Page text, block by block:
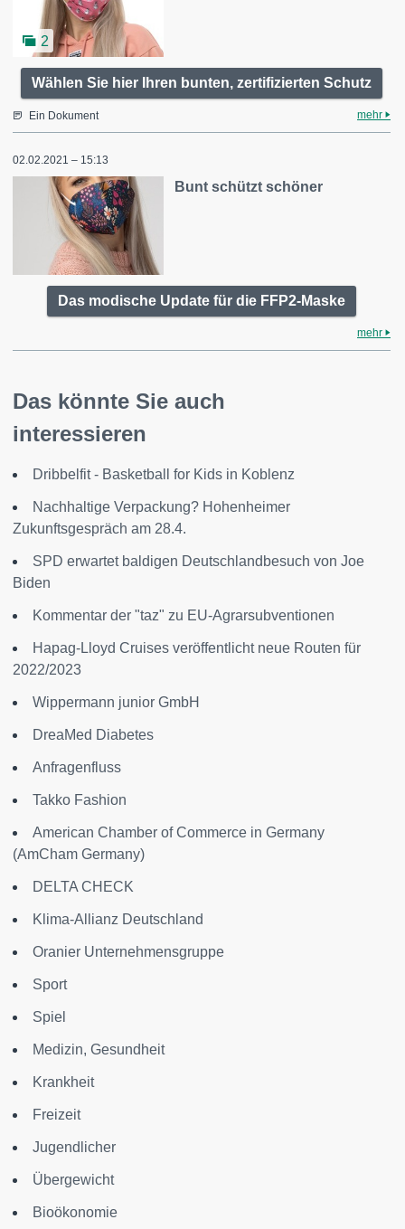
2
Wählen Sie hier Ihren bunten, zertifizierten Schutz
Ein Dokument mehr
02.02.2021 – 15:13
Bunt schützt schöner
Das modische Update für die FFP2-Maske
mehr
Das könnte Sie auch
interessieren
Dribbelfit - Basketball for Kids in Koblenz
Nachhaltige Verpackung? Hohenheimer
Zukunftsgespräch am 28.4.
SPD erwartet baldigen Deutschlandbesuch von Joe
Biden
Kommentar der "taz" zu EU-Agrarsubventionen
Hapag-Lloyd Cruises veröffentlicht neue Routen für
2022/2023
Wippermann junior GmbH
DreaMed Diabetes
Anfragenfluss
Takko Fashion
American Chamber of Commerce in Germany
(AmCham Germany)
DELTA CHECK
Klima-Allianz Deutschland
Oranier Unternehmensgruppe
Sport
Spiel
Medizin, Gesundheit
Krankheit
Freizeit
Jugendlicher
Übergewicht
Bioökonomie